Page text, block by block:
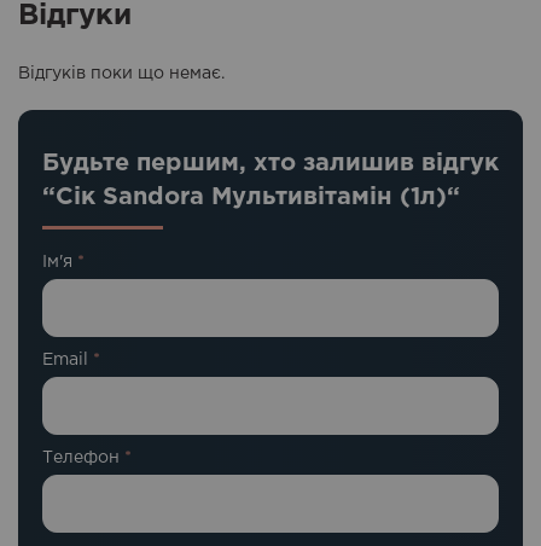
Відгуки
Відгуків поки що немає.
Будьте першим, хто залишив відгук
“Сік Sandora Мультивітамін (1л)“
Ім'я *
Email *
Телефон *